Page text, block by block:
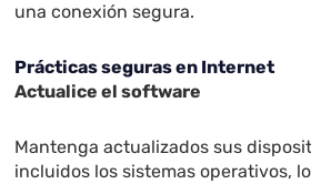
una conexión segura.
Prácticas seguras en Internet
Actualice el software
Mantenga actualizados sus
incluidos los sistemas operativos,